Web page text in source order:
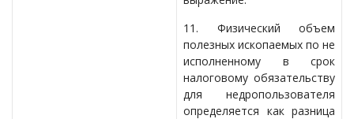
11. Физический объем
полезных ископаемых по не
исполненному в срок
налоговому обязательству
для недропользователя
определяется как разница